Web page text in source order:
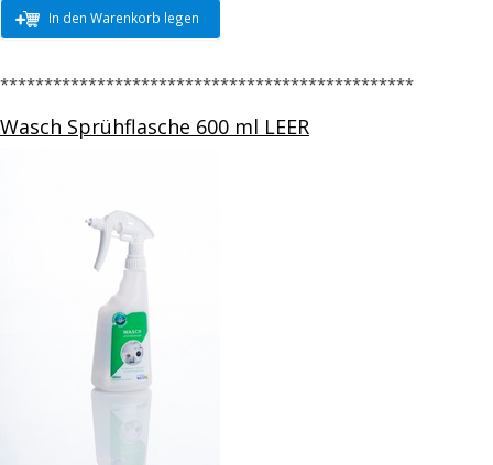
In den Warenkorb legen
***********************************************
Wasch Sprühflasche 600 ml LEER